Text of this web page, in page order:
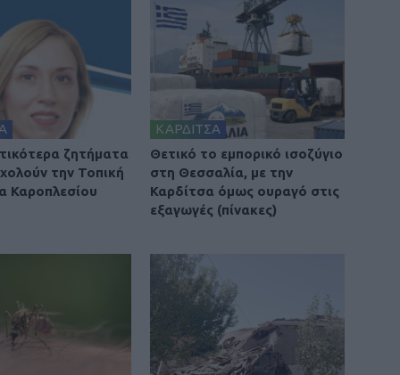
ζητήματα
την Τοπική
Καροπλεσίου
ΚΑΡΔΙΤΣΑ
Θετικό το εμπορικό ισοζύγιο
στη Θεσσαλία, με την
Καρδίτσα όμως ουραγό στις
εξαγωγές (πίνακες)